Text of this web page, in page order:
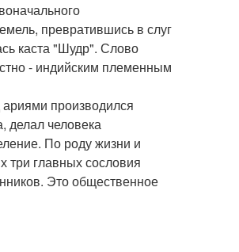
превратившись в слуг
каста "Шудр". Слово
- индийским племенным
производился
делал человека
По роду жизни и
три главных сословия
Это общественное